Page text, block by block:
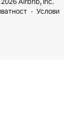
Услови